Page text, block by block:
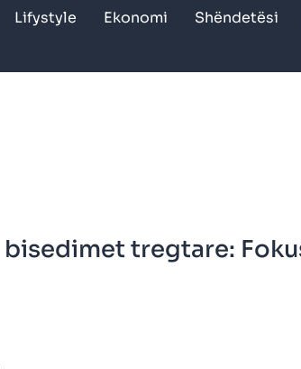
Lifystyle Ekonomi Shëndetësi
tregtare: